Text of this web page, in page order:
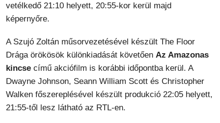
vetélkedő 21:10 helyett, 20:55-kor kerül majd
képernyőre.
A Szujó Zoltán műsorvezetésével készült The Floor
Drága örökösök különkiadását követően Az Amazonas
kincse című akciófilm is korábbi időpontba kerül. A
Dwayne Johnson, Seann William Scott és Christopher
Walken főszereplésével készült produkció 22:05 helyett,
21:55-től lesz látható az RTL-en.